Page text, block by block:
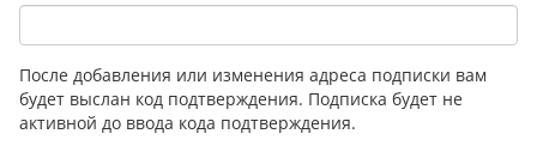
После добавления или изменения адреса подписки вам
будет выслан код подтверждения. Подписка будет не
активной до ввода кода подтверждения.